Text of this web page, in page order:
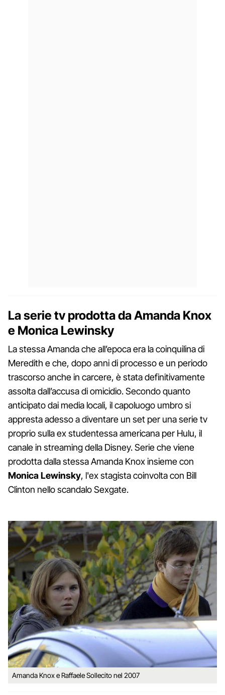
La serie tv prodotta da Amanda Knox
e Monica Lewinsky
La stessa Amanda che all’epoca era la coinquilina di
Meredith e che, dopo anni di processo e un periodo
trascorso anche in carcere, è stata definitivamente
assolta dall’accusa di omicidio. Secondo quanto
anticipato dai media locali, il capoluogo umbro si
appresta adesso a diventare un set per una serie tv
proprio sulla ex studentessa americana per Hulu, il
canale in streaming della Disney. Serie che viene
prodotta dalla stessa Amanda Knox insieme con
Monica Lewinsky, l'ex stagista coinvolta con Bill
Clinton nello scandalo Sexgate.
Amanda Knox e Raffaele Sollecito nel 2007